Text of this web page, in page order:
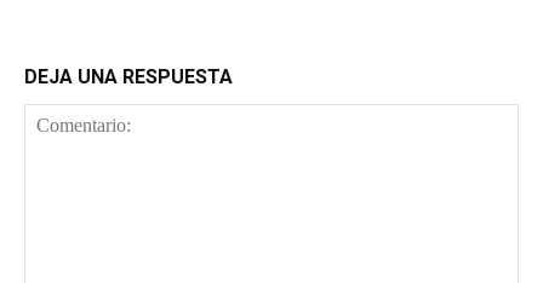
DEJA UNA RESPUESTA